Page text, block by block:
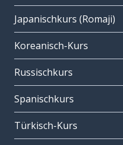
Japanischkurs (Romaji)
Koreanisch-Kurs
Russischkurs
Spanischkurs
Türkisch-Kurs